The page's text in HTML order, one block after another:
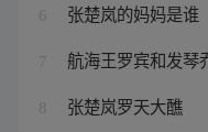
6 张楚岚的妈妈是谁
7 航海王罗宾和发琴
8 张楚岚罗天大醮